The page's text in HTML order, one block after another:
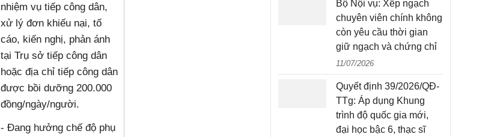
nhiệm vụ tiếp công dân,
xử lý đơn khiếu nại, tố
cáo, kiến nghị, phản ánh
tại Trụ sở tiếp công dân
hoặc địa chỉ tiếp công dân
được bồi dưỡng 200.000
đồng/ngày/người.
- Đang hưởng chế độ phụ
Bộ Nội vụ: Xếp ngạch
chuyên viên chính không
còn yêu cầu thời gian
giữ ngạch và chứng chỉ
11/07/2026
Quyết định 39/2026/QĐ-
TTg: Áp dụng Khung
trình độ quốc gia mới,
đại học bậc 6, thạc sĩ